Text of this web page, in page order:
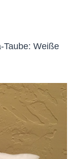
Taube: Weiße